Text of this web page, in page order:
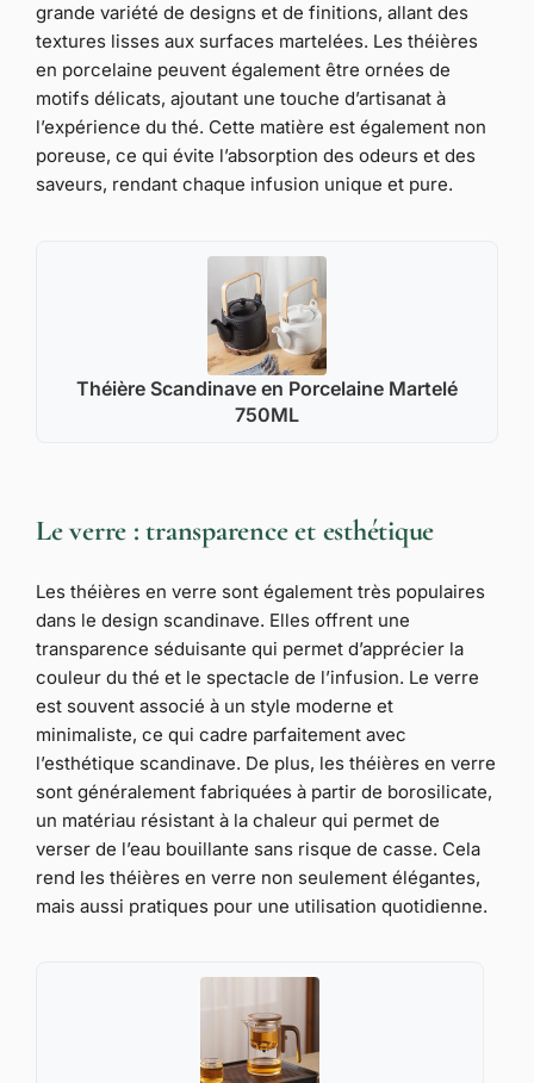
grande variété de designs et de finitions, allant des
textures lisses aux surfaces martelées. Les théières
en porcelaine peuvent également être ornées de
motifs délicats, ajoutant une touche d’artisanat à
l’expérience du thé. Cette matière est également non
poreuse, ce qui évite l’absorption des odeurs et des
saveurs, rendant chaque infusion unique et pure.
Théière Scandinave en Porcelaine Martelé
750ML
Le verre : transparence et esthétique
Les théières en verre sont également très populaires
dans le design scandinave. Elles offrent une
transparence séduisante qui permet d’apprécier la
couleur du thé et le spectacle de l’infusion. Le verre
est souvent associé à un style moderne et
minimaliste, ce qui cadre parfaitement avec
l’esthétique scandinave. De plus, les théières en verre
sont généralement fabriquées à partir de borosilicate,
un matériau résistant à la chaleur qui permet de
verser de l’eau bouillante sans risque de casse. Cela
rend les théières en verre non seulement élégantes,
mais aussi pratiques pour une utilisation quotidienne.